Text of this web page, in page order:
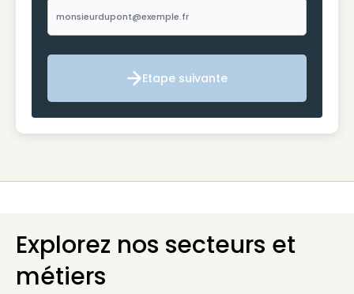
Etape suivante
Etape suivante
Explorez nos secteurs et
métiers